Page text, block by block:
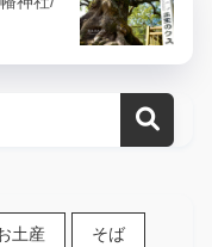
土産 そば